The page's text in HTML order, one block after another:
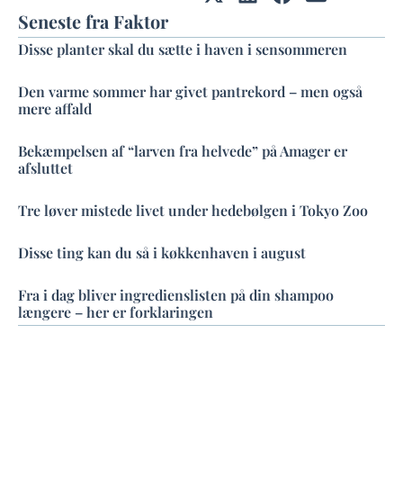
Seneste fra Faktor
Disse planter skal du sætte i haven i sensommeren
Den varme sommer har givet pantrekord – men også
mere affald
Bekæmpelsen af “larven fra helvede” på Amager er
afsluttet
Tre løver mistede livet under hedebølgen i Tokyo Zoo
Disse ting kan du så i køkkenhaven i august
Fra i dag bliver ingredienslisten på din shampoo
længere – her er forklaringen